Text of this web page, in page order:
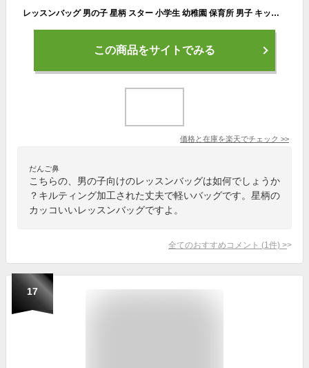
レッスンバッグ 男の子 星柄 スター 小学生 幼稚園 保育所 男子 キッズ ボーイズ 幼児 こども 入学 入園準備 バッグ 通学 通園 通塾 習い事 おけいこ ブラック カーキ キルティング加工 かっこいい 軽量 新学期 おけいこバッグ プレゼント
この商品をサイトでみる
価格と在庫を楽天でチェック >>
だんご鼻
こちらの、男の子向けのレッスンバッグは如何でしょうか
？キルティング加工された丈夫で軽いバッグです。星柄の
カッコいいレッスンバッグですよ。
全てのおすすめコメント (1 件) >
17